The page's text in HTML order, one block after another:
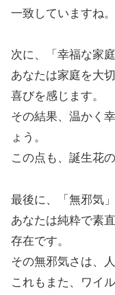
一致していますね。
次に、「幸福な家庭
あなたは家庭を大
喜びを感じます。
その結果、温かく
ょう。
この点も、誕生花
最後に、「無邪気」
あなたは純粋で素
存在です。
その無邪気さは、
これもまた、ワイ